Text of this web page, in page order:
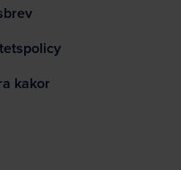
kakor